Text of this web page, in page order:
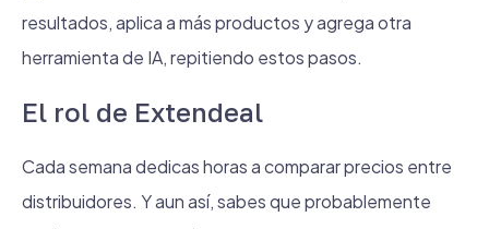
resultados, aplica a más productos y agrega otra
herramienta de IA, repitiendo estos pasos.
El rol de Extendeal
Cada semana dedicas horas a comparar precios entre
distribuidores. Y aun así, sabes que probablemente